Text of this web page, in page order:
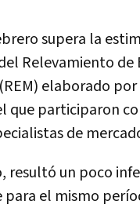
supera la
Relevamiento de
elaborado
que participaron
de
resultó un poco
para el mismo